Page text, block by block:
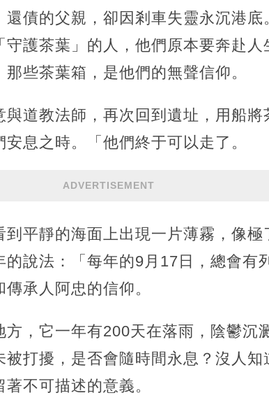
債的父親，卻因剎車失靈永沉港
護茶葉」的人，他們原本要奔赴人
些茶葉箱，是他們的無聲信仰。
道教法師，再次回到遺址，用船
息之時。「他們終于可以走了。
ADVERTISEMENT
到平靜的海面上出現一片薄霧，像
說法：「每年的9月17日，總會有
承人阿忠的信仰。
，它一年有200天在落雨，陰鬱沉
打擾，是否會隨時間永息？沒人知
不可描述的意義。